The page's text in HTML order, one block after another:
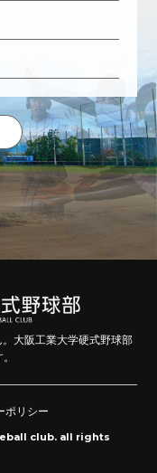
大阪工業大学硬式野球部
ポリシー
club. all rights